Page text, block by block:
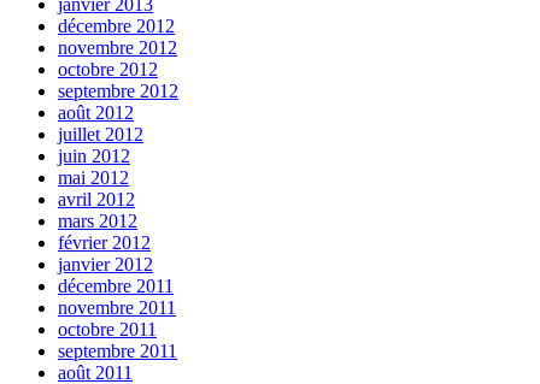
décembre 2012
novembre 2012
octobre 2012
septembre 2012
août 2012
juillet 2012
juin 2012
mai 2012
avril 2012
mars 2012
février 2012
janvier 2012
décembre 2011
novembre 2011
octobre 2011
septembre 2011
août 2011